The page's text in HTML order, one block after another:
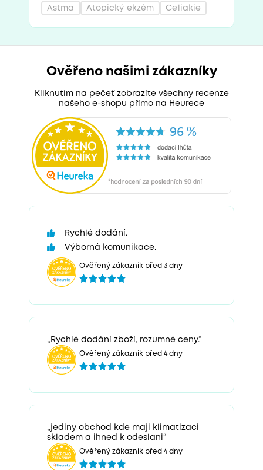
Astma Atopický ekzém Celiakie
Ověřeno našimi zákazníky
Kliknutím na pečeť zobrazíte všechny recenze
našeho e-shopu přímo na Heurece
Rychlé dodání.
Výborná komunikace.
Ověřený zákazník před 3 dny
„Rychlé dodání zboží, rozumné ceny.“
Ověřený zákazník před 4 dny
„jediny obchod kde maji klimatizaci
skladem a ihned k odeslani“
Ověřený zákazník před 4 dny